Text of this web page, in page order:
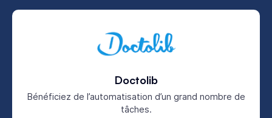
Doctolib
Bénéficiez de l’automatisation d’un grand nombre de
tâches.